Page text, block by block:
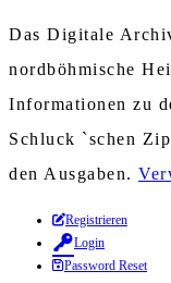
Das Digitale
nordböhmische
Informationen zu
Schluck `schen
den Ausgaben.
Zum
Inhalt
springen
Registrieren
Login
Password Reset